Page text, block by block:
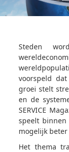
Steden
voorspeld
groei stelt
en de
SERVICE
speelt
mogelijk
Het thema